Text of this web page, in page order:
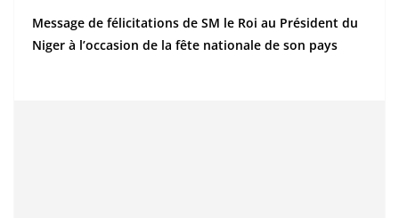
Message de félicitations de SM le Roi au Président du
Niger à l’occasion de la fête nationale de son pays